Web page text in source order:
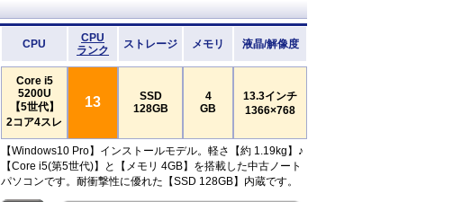
CPU
CPU
ランク
ストレージ メモリ 液晶/解像度
Core i5
5200U
【5世代】
2コア4スレ
13
SSD
128GB
4
GB
13.3インチ
1366×768
【Windows10 Pro】インストールモデル。軽さ【約 1.19kg】♪
【Core i5(第5世代)】と【メモリ 4GB】を搭載した中古ノート
パソコンです。耐衝撃性に優れた【SSD 128GB】内蔵です。